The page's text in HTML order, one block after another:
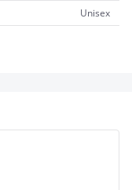
Unisex